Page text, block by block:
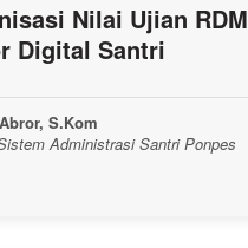
Nilai Ujian RDM
Digital Santri
S.Kom
Administrasi Santri Ponpes